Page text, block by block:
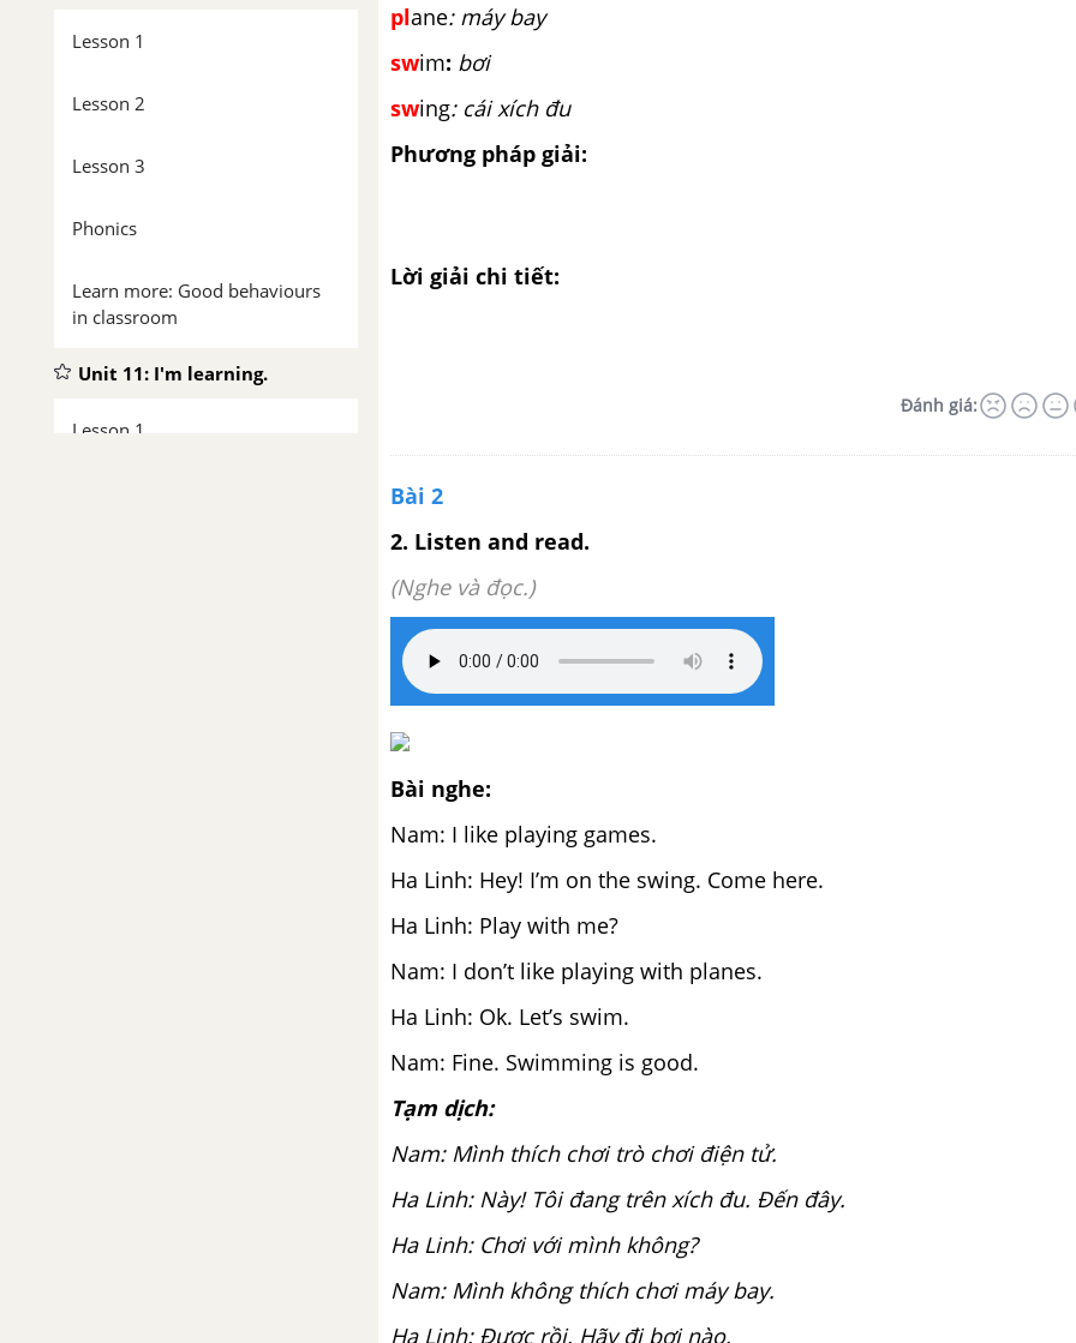
Lesson 1
Lesson 2
Lesson 3
Phonics
Learn more: Good behaviours
in classroom
Unit 11: I'm learning.
Lesson 1
plane: máy bay
swim: bơi
swing: cái xích đu
Phương pháp giải:
Lời giải chi tiết:
Đánh giá:
Bài 2
2. Listen and read.
(Nghe và đọc.)
Bài nghe:
Nam: I like playing games.
Ha Linh: Hey! I’m on the swing. Come here.
Ha Linh: Play with me?
Nam: I don’t like playing with planes.
Ha Linh: Ok. Let’s swim.
Nam: Fine. Swimming is good.
Tạm dịch:
Nam: Mình thích chơi trò chơi điện tử.
Ha Linh: Này! Tôi đang trên xích đu. Đến đây.
Ha Linh: Chơi với mình không?
Nam: Mình không thích chơi máy bay.
Ha Linh: Được rồi. Hãy đi bơi nào.